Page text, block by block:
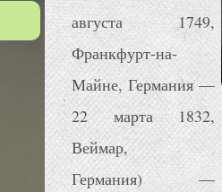
августа 1749,
Франкфурт-на-
Майне, Германия —
22 марта 1832,
Веймар,
Германия) —